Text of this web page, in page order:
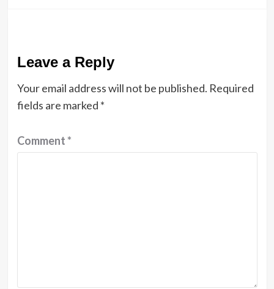
Leave a Reply
Your email address will not be published. Required
fields are marked *
Comment*